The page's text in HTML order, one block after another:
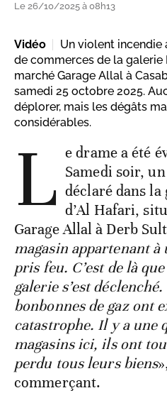
Le 26/10/2025 à 08h13
Vidéo
Un violent incendie
de commerces de la galerie
marché Garage Allal à
samedi 25 octobre 2025.
déplorer, mais les dégâts
considérables.
L e drame a été
Samedi soir,
déclaré dans la
d’Al Hafari,
Garage Allal à Derb
magasin appartenant à
pris feu. C’est de là
galerie s’est
bonbonnes de gaz ont
catastrophe. Il y a une
magasins ici, ils ont
perdu tous leurs biens
commerçant.